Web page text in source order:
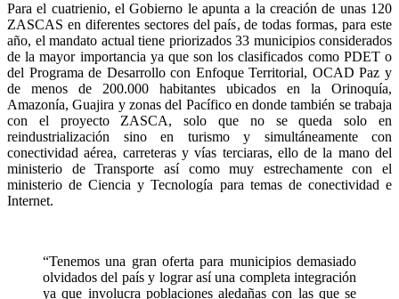
Para el cuatrienio, el Gobierno le apunta a la creación de unas 120
ZASCAS en diferentes sectores del país, de todas formas, para este
año, el mandato actual tiene priorizados 33 municipios considerados
de la mayor importancia ya que son los clasificados como PDET o
del Programa de Desarrollo con Enfoque Territorial, OCAD Paz y
de menos de 200.000 habitantes ubicados en la Orinoquía,
Amazonía, Guajira y zonas del Pacífico en donde también se trabaja
con el proyecto ZASCA, solo que no se queda solo en
reindustrialización sino en turismo y simultáneamente con
conectividad aérea, carreteras y vías terciaras, ello de la mano del
ministerio de Transporte así como muy estrechamente con el
ministerio de Ciencia y Tecnología para temas de conectividad e
Internet.
“Tenemos una gran oferta para municipios demasiado
olvidados del país y lograr así una completa integración
ya que involucra poblaciones aledañas con las que se